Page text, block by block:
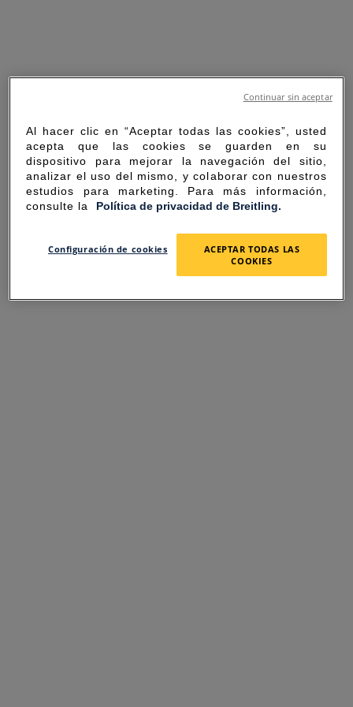
SORRY FOR THE
INCONVENIENCE
Al hacer clic en “Aceptar todas las cookies”, usted
acepta que las cookies se guarden en su
dispositivo para mejorar la navegación del sitio,
analizar el uso del mismo, y colaborar con nuestros
estudios para marketing. Para más información,
consulte la Política de privacidad de Breitling.
Configuración de cookies
ACEPTAR TODAS LAS
COOKIES
Continuar sin aceptar